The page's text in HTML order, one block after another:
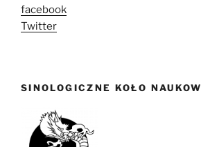
facebook
Twitter
SINOLOGICZNE KOŁO